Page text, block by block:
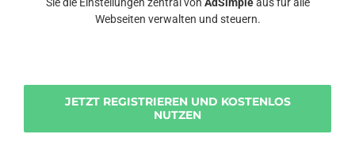
Webseiten verwalten und steuern.
JETZT REGISTRIEREN UND KOSTENLOS
NUTZEN